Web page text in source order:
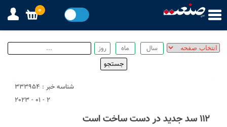
شناسه خبر : 333954
2 - 01 - 2023
۱۱۲ سد جدید در دست ساخت است
0